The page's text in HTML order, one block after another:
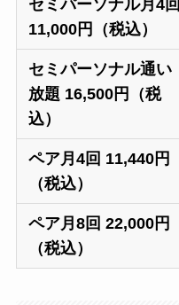
セミパーソナル月4回
11,000円（税込）
セミパーソナル通い
放題 16,500円（税
込）
ペア月4回 11,440円
（税込）
ペア月8回 22,000円
（税込）